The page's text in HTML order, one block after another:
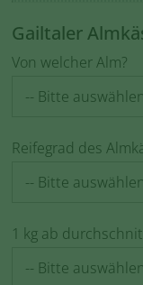
Gailtaler
Von welcher Alm?
Reifegrad des
1 kg ab